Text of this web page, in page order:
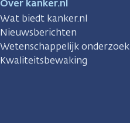
Over kanker.nl
Wat biedt kanker.nl
Nieuwsberichten
Wetenschappelijk onderzoek
Kwaliteitsbewaking